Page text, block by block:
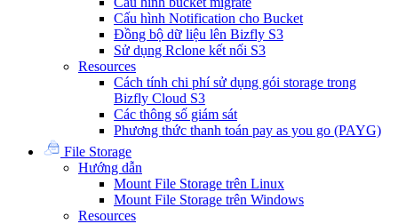
Cấu hình Notification cho Bucket
Đồng bộ dữ liệu lên Bizfly S3
Sử dụng Rclone kết nối S3
Resources
Cách tính chi phí sử dụng gói storage trong
Bizfly Cloud S3
Các thông số giám sát
Phương thức thanh toán pay as you go (PAYG)
File Storage
Hướng dẫn
Mount File Storage trên Linux
Mount File Storage trên Windows
Resources